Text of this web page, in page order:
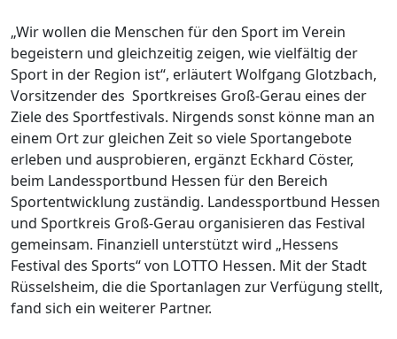
„Wir wollen die Menschen für den Sport im Verein
begeistern und gleichzeitig zeigen, wie vielfältig der
Sport in der Region ist“, erläutert Wolfgang Glotzbach,
Vorsitzender des Sportkreises Groß-Gerau eines der
Ziele des Sportfestivals. Nirgends sonst könne man an
einem Ort zur gleichen Zeit so viele Sportangebote
erleben und ausprobieren, ergänzt Eckhard Cöster,
beim Landessportbund Hessen für den Bereich
Sportentwicklung zuständig. Landessportbund Hessen
und Sportkreis Groß-Gerau organisieren das Festival
gemeinsam. Finanziell unterstützt wird „Hessens
Festival des Sports“ von LOTTO Hessen. Mit der Stadt
Rüsselsheim, die die Sportanlagen zur Verfügung stellt,
fand sich ein weiterer Partner.